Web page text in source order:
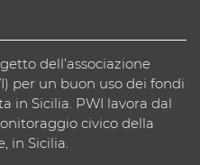
dell’associazione
per un buon uso dei fondi
in Sicilia. PWI lavora dal
civico della
in Sicilia.